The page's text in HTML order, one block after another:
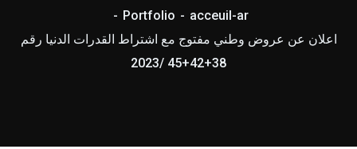
acceuil-ar
Portfolio
اعلان عن عروض وطني مفتوج مع اشتراط القدرات الدنيا رقم
38+42+45 /2023